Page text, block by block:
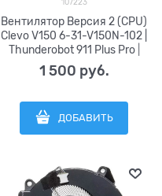
107223
Вентилятор Версия 2 (CPU)
Clevo V150 6-31-V150N-102 |
Thunderobot 911 Plus Pro |
ARDOR GAMING NEO G15-
I5ND204 серии WINMA EGC-
230-gp2-b DC5V 0,5A (4pin)
1 500 руб.
ДОБАВИТЬ